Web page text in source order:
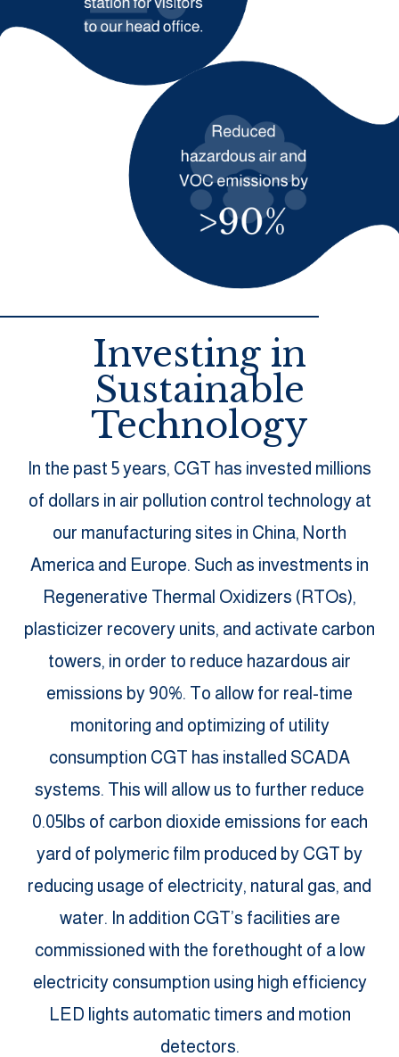
Investing in
Sustainable
Technology
In the past 5 years, CGT has invested millions
of dollars in air pollution control technology at
our manufacturing sites in China, North
America and Europe. Such as investments in
Regenerative Thermal Oxidizers (RTOs),
plasticizer recovery units, and activate carbon
towers, in order to reduce hazardous air
emissions by 90%. To allow for real-time
monitoring and optimizing of utility
consumption CGT has installed SCADA
systems. This will allow us to further reduce
0.05lbs of carbon dioxide emissions for each
yard of polymeric film produced by CGT by
reducing usage of electricity, natural gas, and
water. In addition CGT’s facilities are
commissioned with the forethought of a low
electricity consumption using high efficiency
LED lights automatic timers and motion
detectors.